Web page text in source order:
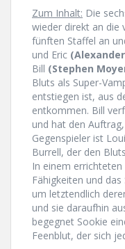
Zum Inhalt: Die
wieder direkt an die
fünften Staffel an
und Eric
Bill (Stephen
Bluts als Super-
entstiegen ist, aus
entkommen. Bill
und hat den
Gegenspieler ist
Burrell, der den
In einem
Fähigkeiten und
um letztendlich
und sie daraufhin
begegnet Sookie
Feenblut, der sich